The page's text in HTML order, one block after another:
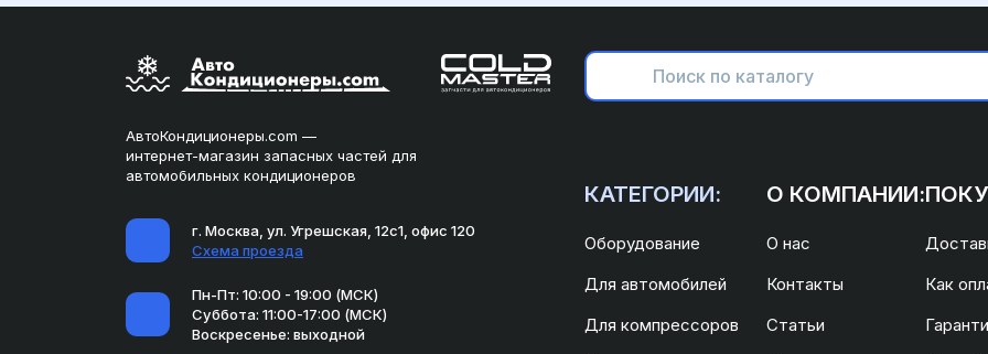
АвтоКондиционеры.com —
интернет-магазин запасных частей для
автомобильных кондиционеров
г. Москва, ул. Угрешская, 12с1, офис 120
Схема проезда
Пн-Пт: 10:00 - 19:00 (МСК)
Суббота: 11:00-17:00 (МСК)
Воскресенье: выходной
КАТЕГОРИИ:
Оборудование
Для автомобилей
Для компрессоров
О КОМПАНИИ:
О нас
Контакты
Статьи
Как